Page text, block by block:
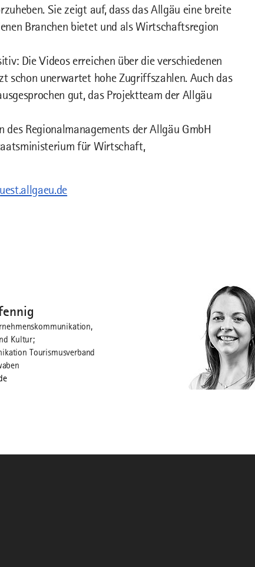
Sie zeigt auf, dass das Allgäu eine breite
Branchen bietet und als Wirtschaftsregion
Die Videos erreichen über die verschiedenen
schon unerwartet hohe Zugriffszahlen. Auch das
gut, das Projektteam der Allgäu
des Regionalmanagements der Allgäu GmbH
für Wirtschaft,
Kultur;
Tourismusverband